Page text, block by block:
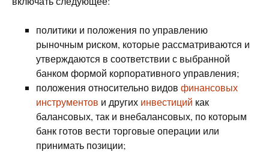
политики и положения по управлению
рыночным риском, которые рассматриваются и
утверждаются в соответствии с выбранной
банком формой корпоративного управления;
положения относительно видов финансовых
инструментов и других инвестиций как
балансовых, так и внебалансовых, по которым
банк готов вести торговые операции или
принимать позиции;